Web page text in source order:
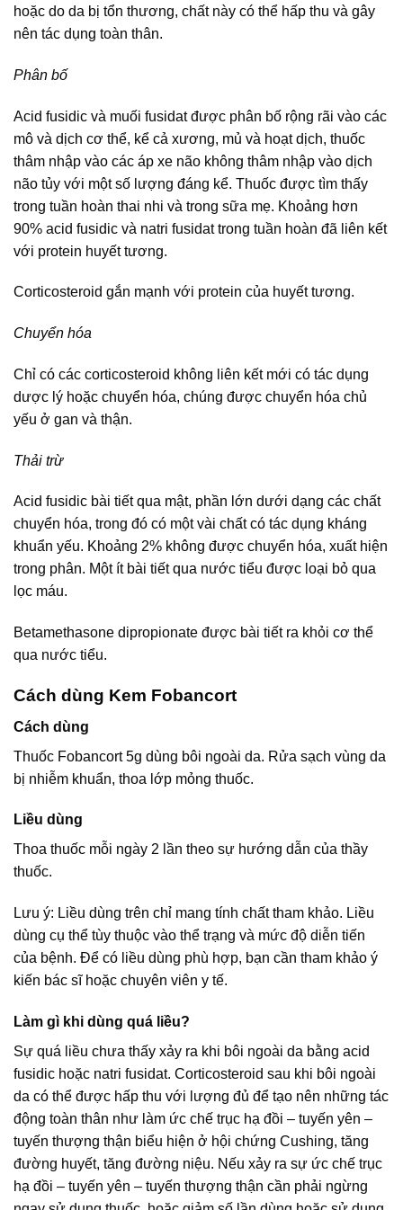
hoặc do da bị tổn thương, chất này có thể hấp thu và gây
nên tác dụng toàn thân.
Phân bố
Acid fusidic và muối fusidat được phân bố rộng rãi vào các
mô và dịch cơ thể, kể cả xương, mủ và hoạt dịch, thuốc
thâm nhập vào các áp xe não không thâm nhập vào dịch
não tủy với một số lượng đáng kể. Thuốc được tìm thấy
trong tuần hoàn thai nhi và trong sữa mẹ. Khoảng hơn
90% acid fusidic và natri fusidat trong tuần hoàn đã liên kết
với protein huyết tương.
Corticosteroid gắn mạnh với protein của huyết tương.
Chuyển hóa
Chỉ có các corticosteroid không liên kết mới có tác dụng
dược lý hoặc chuyển hóa, chúng được chuyển hóa chủ
yếu ở gan và thận.
Thải trừ
Acid fusidic bài tiết qua mật, phần lớn dưới dạng các chất
chuyển hóa, trong đó có một vài chất có tác dụng kháng
khuẩn yếu. Khoảng 2% không được chuyển hóa, xuất hiện
trong phân. Một ít bài tiết qua nước tiểu được loại bỏ qua
lọc máu.
Betamethasone dipropionate được bài tiết ra khỏi cơ thể
qua nước tiểu.
Cách dùng Kem Fobancort
Cách dùng
Thuốc Fobancort 5g dùng bôi ngoài da. Rửa sạch vùng da
bị nhiễm khuẩn, thoa lớp mỏng thuốc.
Liều dùng
Thoa thuốc mỗi ngày 2 lần theo sự hướng dẫn của thầy
thuốc.
Lưu ý: Liều dùng trên chỉ mang tính chất tham khảo. Liều
dùng cụ thể tùy thuộc vào thể trạng và mức độ diễn tiến
của bệnh. Để có liều dùng phù hợp, bạn cần tham khảo ý
kiến bác sĩ hoặc chuyên viên y tế.
Làm gì khi dùng quá liều?
Sự quá liều chưa thấy xảy ra khi bôi ngoài da bằng acid
fusidic hoặc natri fusidat. Corticosteroid sau khi bôi ngoài
da có thể được hấp thu với lượng đủ để tạo nên những tác
động toàn thân như làm ức chế trục hạ đồi – tuyến yên –
tuyến thượng thận biểu hiện ở hội chứng Cushing, tăng
đường huyết, tăng đường niệu. Nếu xảy ra sự ức chế trục
hạ đồi – tuyến yên – tuyến thượng thận cần phải ngừng